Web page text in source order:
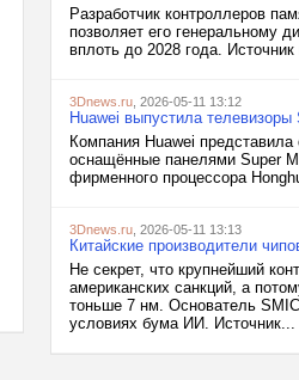
Разработчик контроллеров
позволяет его генеральному
вплоть до 2028 года.
3Dnews.ru , 2026-05-11 13:12
Huawei выпустила
Компания Huawei
оснащённые панелями Super
фирменного процессора
3Dnews.ru , 2026-05-11 13:13
Китайские производители
Не секрет, что крупнейший
американских санкций, а
тоньше 7 нм. Основатель
условиях бума ИИ. Источник...